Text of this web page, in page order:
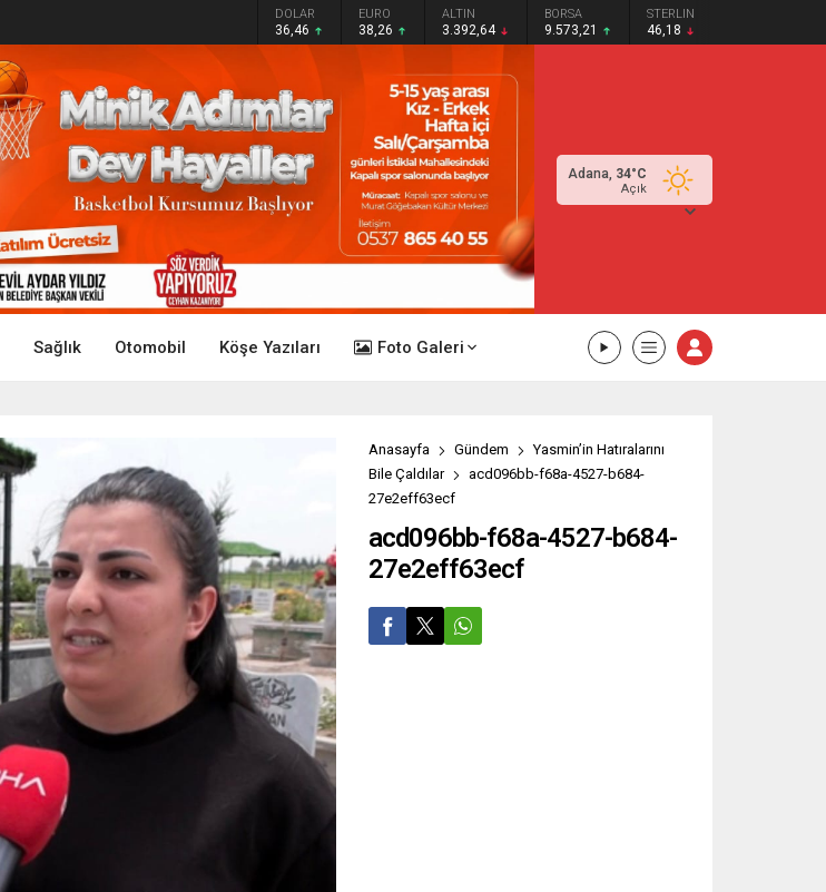
DOLAR
36,46
EURO
38,26
ALTIN
3.392,64
BORSA
9.573,21
STERLIN
46,18
Adana, 34°C
Açık
Sağlık Otomobil Köşe Yazıları Foto Galeri
Anasayfa Gündem
Yasmin’in Hatıralarını
Bile Çaldılar
acd096bb-f68a-4527-b684-
27e2eff63ecf
acd096bb-f68a-4527-b684-
27e2eff63ecf